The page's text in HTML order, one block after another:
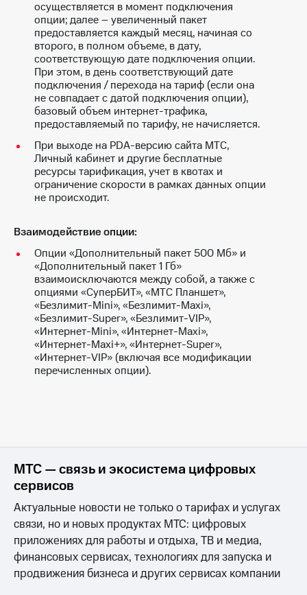
музыка,
книги
и не
только
Безопасность
Финансы
Детям
Здоровье
и фитнес
Приложения
Акции
Приложения
КИОН
КИОН
Музыка
КИОН
Строки
МТС
Все
приложения
Финансы
Инвестиции
Получайте
доход
онлайн
Live
Гудок
Мой
МТС
Все
приложения
Инвестиции
Получайте
доход
Страхование
Покупка
полисов
онлайн
Скидка 30%
на связь
С картой
МТС
Деньги
деньги
и получайте
доход 15%
Акции
Условия
пополнения
Скидка
30%
осуществляется в момент подключения
опции; далее – увеличенный пакет
предоставляется каждый месяц, начиная со
второго, в полном объеме, в дату,
соответствующую дате подключения опции.
При этом, в день соответствующий дате
подключения / перехода на тариф (если она
не совпадает с датой подключения опции),
базовый объем интернет-трафика,
предоставляемый по тарифу, не начисляется.
При выходе на PDA-версию сайта МТС,
Личный кабинет и другие бесплатные
ресурсы тарификация, учет в квотах и
ограничение скорости в рамках данных опции
не происходит.
Взаимодействие опции:
Опции «Дополнительный пакет 500 Мб» и
«Дополнительный пакет 1 Гб»
взаимоисключаются между собой, а также с
опциями «СуперБИТ», «МТС Планшет»,
«Безлимит-Mini», «Безлимит-Maxi»,
«Безлимит-Super», «Безлимит-VIP»,
«Интернет-Mini», «Интернет-Maxi»,
«Интернет-Maxi+», «Интернет-Super»,
«Интернет-VIP» (включая все модификации
перечисленных опции).
МТС — связь и экосистема цифровых
сервисов
Актуальные новости не только о тарифах и услугах
связи, но и новых продуктах МТС: цифровых
приложениях для работы и отдыха, ТВ и медиа,
финансовых сервисах, технологиях для запуска и
продвижения бизнеса и других сервисах компании